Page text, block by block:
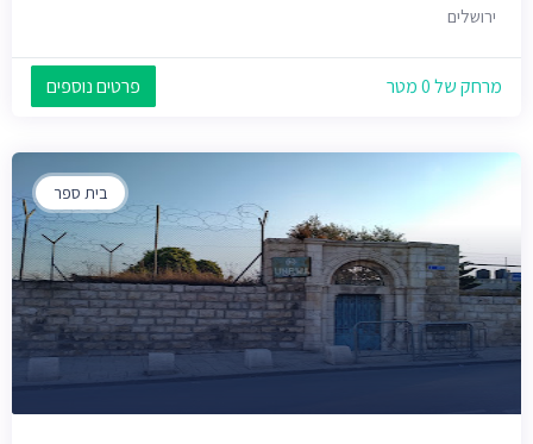
ירושלים
מרחק של 0 מטר פרטים נוספים
בית ספר